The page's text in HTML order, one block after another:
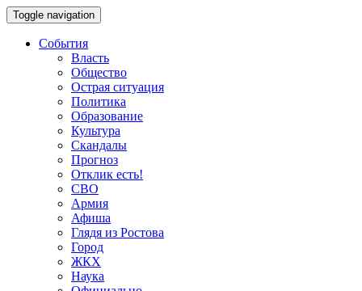
Toggle navigation
События
Власть
Общество
Острая ситуация
Политика
Образование
Культура
Скандалы
Прогноз
Отклик есть!
СВО
Армия
Афиша
Глядя из Ростова
Город
ЖКХ
Наука